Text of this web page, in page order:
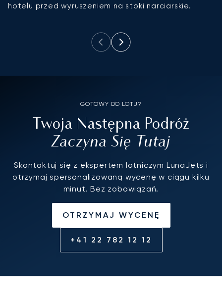
hotelu przed wyruszeniem na stoki narciarskie.
GOTOWY DO LOTU?
Twoja Następna Podróż
Zaczyna Się Tutaj
Skontaktuj się z ekspertem lotniczym LunaJets i
otrzymaj spersonalizowaną wycenę w ciągu kilku
minut. Bez zobowiązań.
OTRZYMAJ WYCENĘ
+41 22 782 12 12